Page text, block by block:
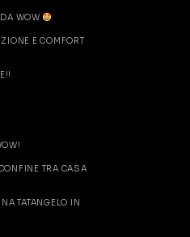
WOW
E COMFORT
TRA CASA
TATANGELO IN